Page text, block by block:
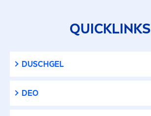
FeuchtigkeitQUICKLINKS
DUSCHGEL
DEO